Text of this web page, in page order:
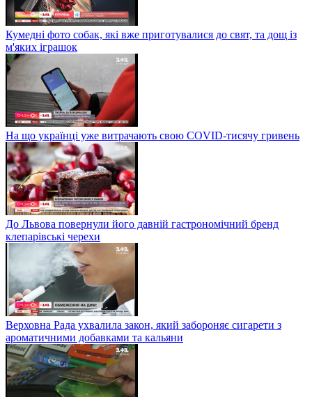
Кумедні фото собак, які вже приготувалися до свят, та дощ із
м'яких іграшок
На що українці уже витрачають свою COVID-тисячу гривень
До Львова повернули його давній гастрономічний бренд
клепарівські черехи
Верховна Рада ухвалила закон, який забороняє сигарети з
ароматичними добавками та кальяни